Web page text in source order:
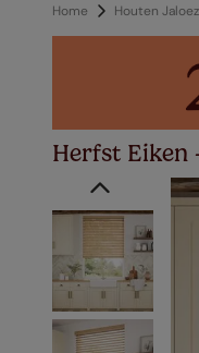
Home Houten
Herfst Eiken